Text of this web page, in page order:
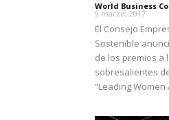
World Business
9 marzo, 2017
El Consejo
Sostenible
de los premios a
sobresalientes
“Leading Women